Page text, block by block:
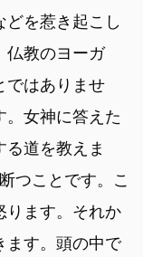
を惹き起こし
仏教のヨーガ
ではありませ
。女神に答えた
道を教えま
つことです。こ
ります。それか
ます。頭の中で